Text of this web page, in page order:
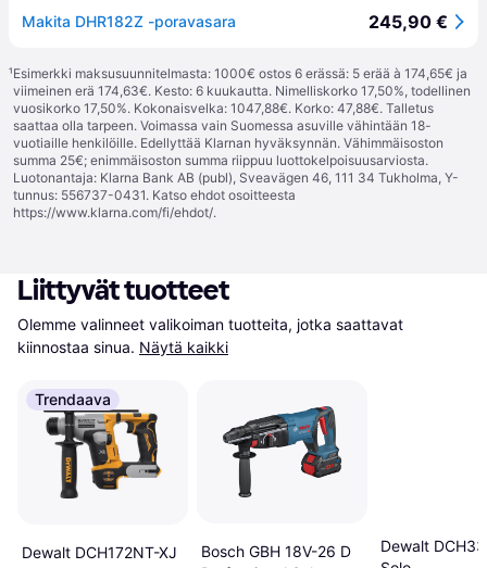
Makita DHR182Z -poravasara 245,90 €
¹Esimerkki maksusuunnitelmasta: 1000€ ostos 6 erässä: 5 erää à 174,65€ ja
viimeinen erä 174,63€. Kesto: 6 kuukautta. Nimelliskorko 17,50%, todellinen
vuosikorko 17,50%. Kokonaisvelka: 1047,88€. Korko: 47,88€. Talletus
saattaa olla tarpeen. Voimassa vain Suomessa asuville vähintään 18-
vuotiaille henkilöille. Edellyttää Klarnan hyväksynnän. Vähimmäisoston
summa 25€; enimmäisoston summa riippuu luottokelpoisuusarviosta.
Luotonantaja: Klarna Bank AB (publ), Sveavägen 46, 111 34 Tukholma, Y-
tunnus: 556737-0431. Katso ehdot osoitteesta
https://www.klarna.com/fi/ehdot/.
Liittyvät tuotteet
Olemme valinneet valikoiman tuotteita, jotka saattavat
kiinnostaa sinua. Näytä kaikki
Trendaava
Dewalt DCH172NT-XJ
Bosch GBH 18V-26 D
Dewalt